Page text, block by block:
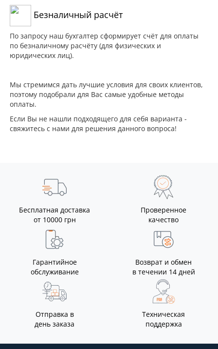
Безналичный расчёт
По запросу наш бухгалтер сформирует счёт для оплаты
по безналичному расчёту (для физических и
юридических лиц).
Мы стремимся дать лучшие условия для своих клиентов,
поэтому подобрали для Вас самые удобные методы
оплаты.
Если Вы не нашли подходящего для себя варианта -
свяжитесь с нами для решения данного вопроса!
Бесплатная доставка
от 10000 грн
Проверенное
качество
Гарантийное
обслуживание
Возврат и обмен
в течении 14 дней
Отправка в
день заказа
Техническая
поддержка